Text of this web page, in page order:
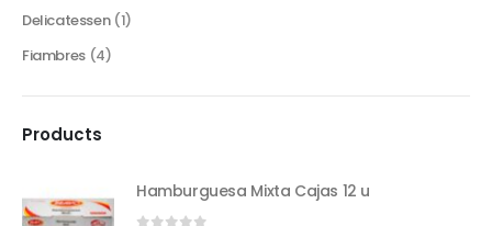
Delicatessen (1)
Fiambres (4)
Products
Hamburguesa Mixta Cajas 12 u